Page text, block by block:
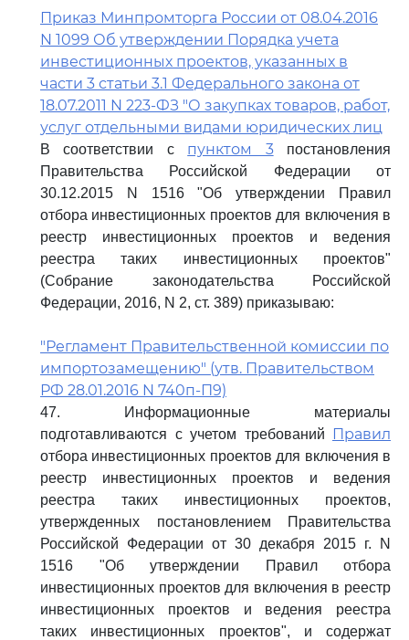
Приказ Минпромторга России от 08.04.2016
N 1099 Об утверждении Порядка учета
инвестиционных проектов, указанных в
части 3 статьи 3.1 Федерального закона от
18.07.2011 N 223-ФЗ "О закупках товаров, работ,
услуг отдельными видами юридических лиц
В соответствии с пунктом 3постановления
Правительства Российской Федерации от
30.12.2015 N 1516 "Об утверждении Правил
отбора инвестиционных проектов для включения в
реестр инвестиционных проектов и ведения
реестра таких инвестиционных проектов"
(Собрание законодательства Российской
Федерации, 2016, N 2, ст. 389) приказываю:
"Регламент Правительственной комиссии по
импортозамещению" (утв. Правительством
РФ 28.01.2016 N 740п-П9)
47. Информационные материалы
подготавливаются с учетом требований
Правил
отбора инвестиционных проектов для включения в
реестр инвестиционных проектов и ведения
реестра таких инвестиционных проектов,
утвержденных постановлением Правительства
Российской Федерации от 30 декабря 2015 г. N
1516 "Об утверждении Правил отбора
инвестиционных проектов для включения в реестр
инвестиционных проектов и ведения реестра
таких инвестиционных проектов", и содержат